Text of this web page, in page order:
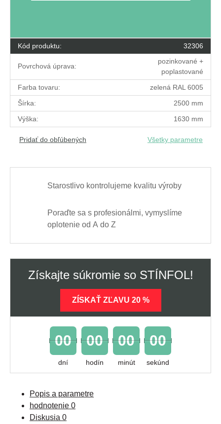
Kód produktu: 32306
Povrchová úprava:
pozinkované +
poplastované
Farba tovaru:
zelená RAL 6005
Šírka:
2500 mm
Výška:
1630 mm
Pridať do obľúbených Všetky parametre
Starostlivo kontrolujeme kvalitu výroby
Poraďte sa s profesionálmi, vymyslíme
oplotenie od A do Z
Získajte súkromie so STÍNFOL!
ZÍSKAŤ ZĽAVU 20 %
00
dní
00
hodín
00
minút
00
sekúnd
Popis a parametre
hodnotenie 0
Diskusia 0